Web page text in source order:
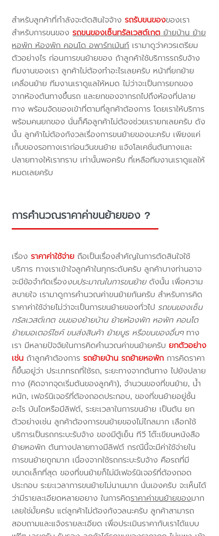
สำหรับลูกค้าที่กำลังจะตัดสินใจจ้างรถรับขนของของเรา
สำหรับการขนของรถขนของเซ็นทรัลเวสต์เกตย้ายบ้าน ย้าย
หอพัก ห้องพัก คอนโด อพาร์ทเม้นท์เรามาดูว่าควรเตรียม
ตัวอย่างไร ก่อนการขนย้ายของ ถ้าลูกค้าใช้บริการรถรับจ้าง
ทีมงานของเรา ลูกค้าไม่ต้องทำอะไรเลยครับ หน้าที่ยกย้าย
เคลื่อนย้าย ทีมงานเราดูแลให้หมด ไม่ว่าจะเป็นการยกของ
จากห้องต้นทางขึ้นรถ และยกของจากรถไปถึงห้องที่ปลาย
ทาง พร้อมจัดของเข้าที่ตามที่ลูกค้าต้องการ โดยเราให้บริการ
พร้อมคนยกของ นั่นก็คือลูกค้าไม่ต้องช่วยเรายกเลยครับ ดัง
นั้น ลูกค้าไม่ต้องกังวลเรื่องการขนย้ายของนะครับ เพียงแค่
เก็บของรอทางเราก่อนวันขนย้าย แจ้งโลเคชั่นต้นทางและ
ปลายทางให้เราทราบ เท่านั้นพอครับ ที่เหลือทีมงานเราดูแลให้
หมดเลยครับ
การคำนวณราคาค่าขนย้ายของ ?
เรื่องราคาค่าใช้จ่าย ถือเป็นเรื่องสำคัญในการตัดสินใจใช้
บริการ ทางเราเข้าใจลูกค้าในทุกระดับครับ ลูกค้าบางท่านอาจ
จะมีข้อจำกัดเรื่องงบประมาณในการขนย้ายดังนั้น เพื่อความ
สบายใจ เรามาดูการคำนวณค่าขนย้ายกันครับ สำหรับการคิด
ราคาค่าใช้จ่ายไม่ว่าจะเป็นการขนย้ายของทั่วไป รถขนของเซ็น
ทรัลเวสต์เกต ขนของย้ายบ้าน ย้ายห้องพัก หอพัก คอนโด
ย้ายมอเตอร์ไซค์ ขนส่งสินค้า ย้ายบูธ หรือขนของอื่นๆทาง
เรา มีหลายปัจจัยในการคิดคำนวณค่าขนย้ายครับยกตัวอย่าง
เช่น ถ้าลูกค้าต้องการรถย้ายบ้าน รถย้ายหอพัก การคิดราคา
ก็ขึ้นอยู่ว่า ประเภทรถที่ใช้รถ, ระยะทางจากต้นทาง ไปยังปลาย
ทาง (คิดจากจุดเริ่มต้นของลูกค้า), จำนวนของที่ขนย้าย, น้ำ
หนัก, เฟอร์นิเจอร์ที่ต้องถอดประกอบ, ของที่ขนย้ายอยู่ชั้น
อะไร บันไดหรือมีลิฟต์, ระยะเวลาในการขนย้าย เป็นต้น ยก
ตัวอย่างเช่น ลูกค้าต้องการขนย้ายของไม่ไกลมาก เลือกใช้
บริการเป็นรถกระบะรับจ้าง ของมีตู้เย็น ทีวี โต๊ะเขียนหนังสือ
ย้ายหอพัก ต้นทางปลายทางมีลิฟต์ กรณีนี้จะมีค่าใช้จ่ายใน
การขนย้ายถูกมาก เนื่องจากใช้รถกระบะรับจ้าง คือรถที่มี
ขนาดเล็กที่สุด ของที่ขนย้ายก็ไม่มีเฟอร์นิเจอร์ที่ต้องถอด
ประกอบ ระยะเวลาการขนย้ายไม่นานมาก นั่นเองครับ จะเห็นได้
ว่ามีรายละเอียดหลายอยาง ในการคิดราคาค่าขนย้ายของมาก
เลยใช่มั้ยครับ แต่ลูกค้าไม่ต้องกังวลนะครับ ลูกค้าสามารถ
สอบถามและแจ้งรายละเอียด เพื่อประเมินราคากับเราได้แบบ